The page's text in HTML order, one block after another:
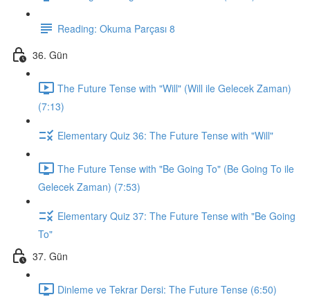
Reading: Okuma Parçası 8
36. Gün
The Future Tense with "Will" (Will ile Gelecek Zaman)
(7:13)
Elementary Quiz 36: The Future Tense with "Will"
The Future Tense with "Be Going To" (Be Going To ile
Gelecek Zaman) (7:53)
Elementary Quiz 37: The Future Tense with "Be Going
To"
37. Gün
Dinleme ve Tekrar Dersi: The Future Tense (6:50)